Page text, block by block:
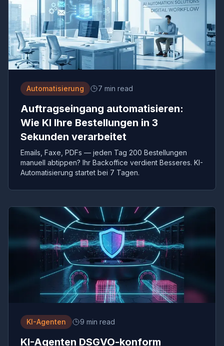
Automatisierung 7 min read
Auftragseingang automatisieren:
Wie KI Ihre Bestellungen in 3
Sekunden verarbeitet
Emails, Faxe, PDFs — jeden Tag 200 Bestellungen
manuell abtippen? Ihr Backoffice verdient Besseres. KI-
Automatisierung startet bei 7 Tagen.
KI-Agenten 9 min read
KI-Agenten DSGVO-konform